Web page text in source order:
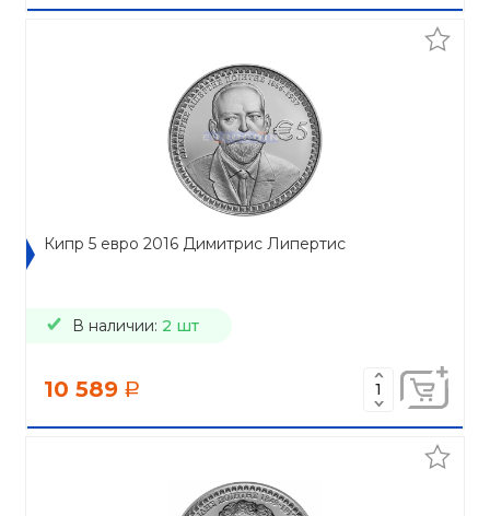
Кипр 5 евро 2016 Димитрис Липертис
В наличии: 2 шт
10 589 a